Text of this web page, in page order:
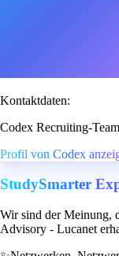
Kontaktdaten:
Codex Recruiting-Team
Profil von Codex
StudySmarter
Wir sind der Meinung,
Advisory - Lucanet